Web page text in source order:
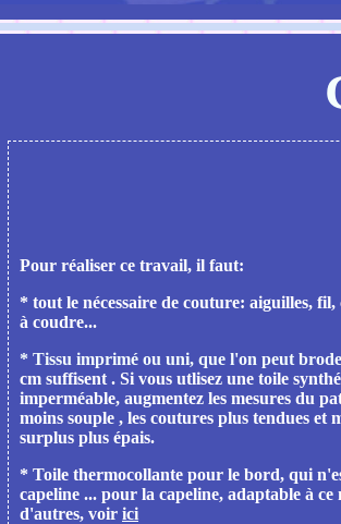
Pour réaliser ce travail, il faut:
* tout le nécessaire de couture: aiguilles, fil,
à coudre...
* Tissu imprimé ou uni, que l'on peut
cm suffisent . Si vous utlisez une toile
imperméable, augmentez les mesures du
moins souple , les coutures plus tendues et
surplus plus épais.
* Toile thermocollante pour le bord, qui
capeline ... pour la capeline, adaptable à ce
d'autres, voir ici